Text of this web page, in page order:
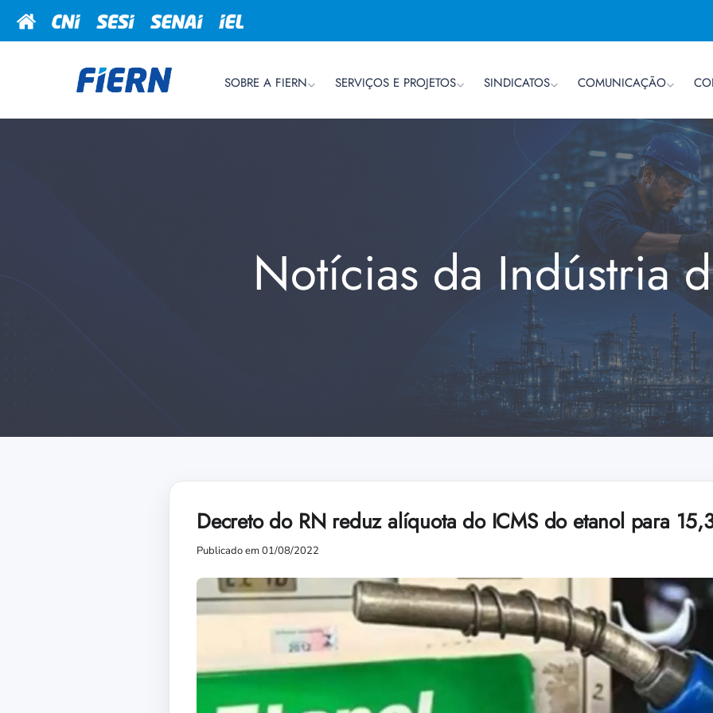
SOBRE A FIERN SERVIÇOS E PROJETOS SINDICATOS COMUNICAÇÃO
Notícias da Indústria
Decreto do RN reduz alíquota do ICMS do etanol para
Publicado em 01/08/2022